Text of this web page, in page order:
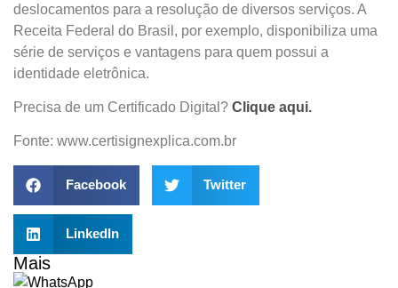
deslocamentos para a resolução de diversos serviços. A
Receita Federal do Brasil, por exemplo, disponibiliza uma
série de serviços e vantagens para quem possui a
identidade eletrônica.
Precisa de um Certificado Digital? Clique aqui.
Fonte: www.certisignexplica.com.br
Facebook Twitter
LinkedIn
Mais